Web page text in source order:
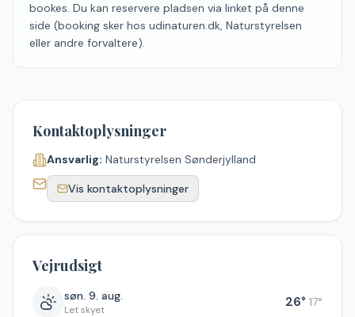
bookes. Du kan reservere pladsen via linket på denne
side (booking sker hos udinaturen.dk, Naturstyrelsen
eller andre forvaltere).
Kontaktoplysninger
Ansvarlig: Naturstyrelsen Sønderjylland
Vis kontaktoplysninger
Vejrudsigt
søn. 9. aug.
Let skyet 26° 17°